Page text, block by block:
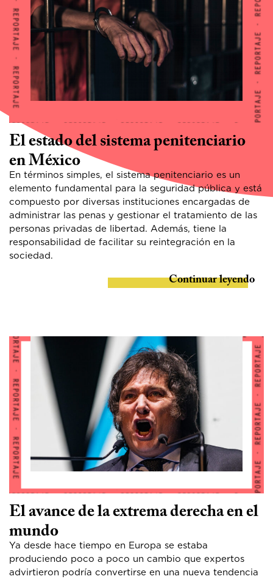
El estado del sistema penitenciario
en México
En términos simples, el sistema penitenciario es un
elemento fundamental para la seguridad pública y está
compuesto por diversas instituciones encargadas de
administrar las penas y gestionar el tratamiento de las
personas privadas de libertad. Además, tiene la
responsabilidad de facilitar su reintegración en la
sociedad.
Continuar leyendo
El avance de la extrema derecha en el
mundo
Ya desde hace tiempo en Europa se estaba
produciendo poco a poco un cambio que expertos
advirtieron podría convertirse en una nueva tendencia